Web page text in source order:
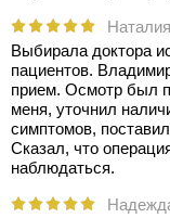
Выбирала доктора
пациентов.
прием. Осмотр был
меня, уточнил
симптомов,
Сказал, что
наблюдаться.